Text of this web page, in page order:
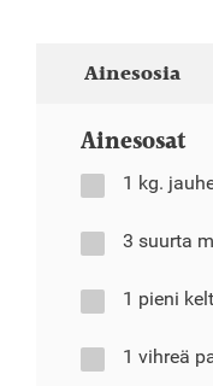
Ainesosia
Ainesosat
1 kg.
3 suurta
1 pieni
1 vihreä